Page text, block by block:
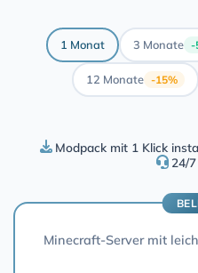
1 Monat 3 Monate -
12 Monate -15%
Modpack mit 1 Klick
24/
Minecraft-Server mit